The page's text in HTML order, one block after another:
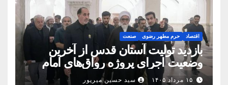
اقتصاد حرم مطهر رضوی صنعت
بازدید تولیت آستان قدس از آخرین
وضعیت اجرای پروژه رواق‌های امام
حسین(ع) و امیرالمؤمنین(ع)
۱۵ مرداد ۱۴۰۵ سید حسین میرپور